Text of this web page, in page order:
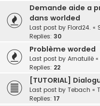
Demande aide a
dans worlded
Last post by Flord24. «
Replies: 30
Problème worded
Last post by Arnatuilë «
Replies: 22
[TUTORIAL]
Last post by Tebach «
Replies: 17